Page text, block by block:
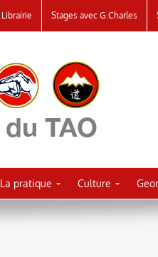
Librairie Stages avec G.Charles
La pratique Culture